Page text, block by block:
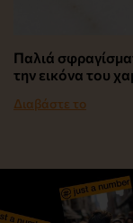
Παλιά
την εικόνα του
Διαβάστε το